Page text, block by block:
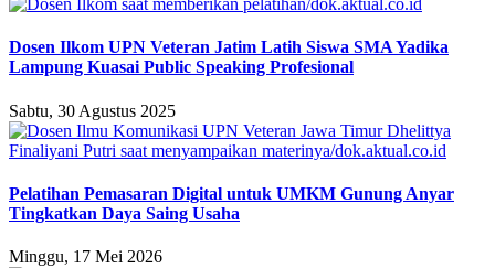
Dosen Ilkom UPN Veteran Jatim Latih Siswa SMA Yadika
Lampung Kuasai Public Speaking Profesional
Sabtu, 30 Agustus 2025
Pelatihan Pemasaran Digital untuk UMKM Gunung Anyar
Tingkatkan Daya Saing Usaha
Minggu, 17 Mei 2026